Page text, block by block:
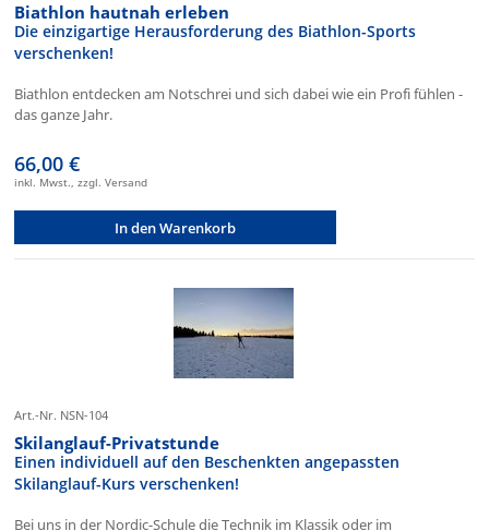
Biathlon hautnah erleben
Die einzigartige Herausforderung des Biathlon-Sports
verschenken!
Biathlon entdecken am Notschrei und sich dabei wie ein Profi fühlen -
das ganze Jahr.
66,00 €
inkl. Mwst., zzgl. Versand
In den Warenkorb
Art.-Nr. NSN-104
Skilanglauf-Privatstunde
Einen individuell auf den Beschenkten angepassten
Skilanglauf-Kurs verschenken!
Bei uns in der Nordic-Schule die Technik im Klassik oder im